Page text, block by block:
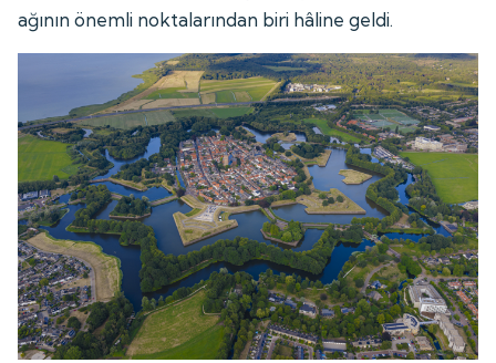
ağının önemli noktalarından biri hâline geldi.